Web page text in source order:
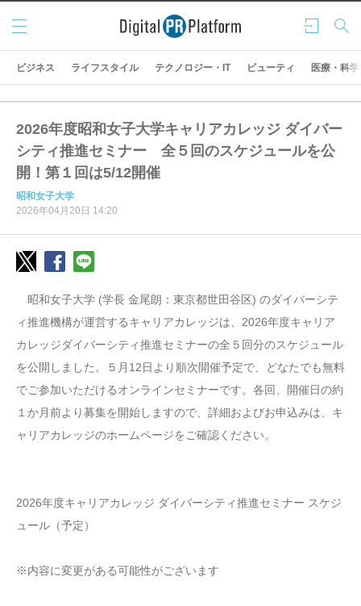
ログ
イン
検索
メニ
ュー
ビジネス ライフスタイル テクノロジー・IT ビューティ 医療・科学
2026年度昭和女子大学キャリアカレッジ ダイバー
シティ推進セミナー 全５回のスケジュールを公
開！第１回は5/12開催
昭和女子大学
2026年04月20日 14:20
昭和女子大学 (学長 金尾朗：東京都世田谷区) のダイバーシテ
ィ推進機構が運営するキャリアカレッジは、2026年度キャリア
カレッジダイバーシティ推進セミナーの全５回分のスケジュール
を公開しました。５月12日より順次開催予定で、どなたでも無料
でご参加いただけるオンラインセミナーです。各回、開催日の約
１か月前より募集を開始しますので、詳細およびお申込みは、キ
ャリアカレッジのホームページをご確認ください。
2026年度キャリアカレッジ ダイバーシティ推進セミナー スケジ
ュール（予定）
※内容に変更がある可能性がございます